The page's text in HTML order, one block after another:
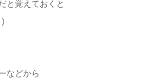
と覚えておくと
)
などから